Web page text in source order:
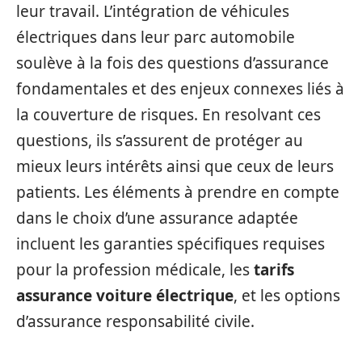
leur travail. L’intégration de véhicules
électriques dans leur parc automobile
soulève à la fois des questions d’assurance
fondamentales et des enjeux connexes liés à
la couverture de risques. En resolvant ces
questions, ils s’assurent de protéger au
mieux leurs intérêts ainsi que ceux de leurs
patients. Les éléments à prendre en compte
dans le choix d’une assurance adaptée
incluent les garanties spécifiques requises
pour la profession médicale, lestarifs
assurance voiture électrique, et les options
d’assurance responsabilité civile.